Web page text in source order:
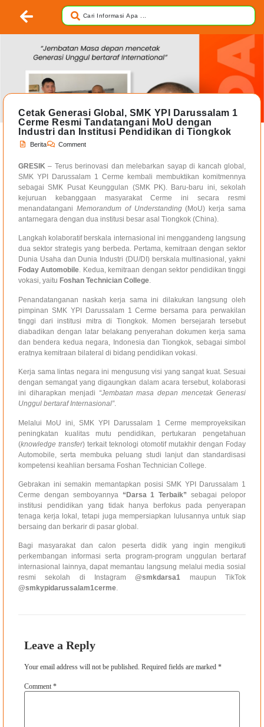
Cetak Generasi Global, SMK YPI Darussalam 1
Cerme Resmi Tandatangani MoU dengan
Industri dan Institusi Pendidikan di Tiongkok
Berita Comment
GRESIK – Terus berinovasi dan melebarkan sayap di kancah global,
SMK YPI Darussalam 1 Cerme kembali membuktikan komitmennya
sebagai SMK Pusat Keunggulan (SMK PK). Baru-baru ini, sekolah
kejuruan kebanggaan masyarakat Cerme ini secara resmi
menandatangani Memorandum of Understanding(MoU) kerja sama
antarnegara dengan dua institusi besar asal Tiongkok (China).
Langkah kolaboratif berskala internasional ini menggandeng langsung
dua sektor strategis yang berbeda. Pertama, kemitraan dengan sektor
Dunia Usaha dan Dunia Industri (DU/DI) berskala multinasional, yakni
Foday Automobile. Kedua, kemitraan dengan sektor pendidikan tinggi
vokasi, yaitu Foshan Technician College.
Penandatanganan naskah kerja sama ini dilakukan langsung oleh
pimpinan SMK YPI Darussalam 1 Cerme bersama para perwakilan
tinggi dari institusi mitra di Tiongkok. Momen bersejarah tersebut
diabadikan dengan latar belakang penyerahan dokumen kerja sama
dan bendera kedua negara, Indonesia dan Tiongkok, sebagai simbol
eratnya kemitraan bilateral di bidang pendidikan vokasi.
Kerja sama lintas negara ini mengusung visi yang sangat kuat. Sesuai
dengan semangat yang digaungkan dalam acara tersebut, kolaborasi
ini diharapkan menjadi “Jembatan masa depan mencetak Generasi
Unggul bertaraf Internasional”.
Melalui MoU ini, SMK YPI Darussalam 1 Cerme memproyeksikan
peningkatan kualitas mutu pendidikan, pertukaran pengetahuan
(knowledge transfer) terkait teknologi otomotif mutakhir dengan Foday
Automobile, serta membuka peluang studi lanjut dan standardisasi
kompetensi keahlian bersama Foshan Technician College.
Gebrakan ini semakin memantapkan posisi SMK YPI Darussalam 1
Cerme dengan semboyannya “Darsa 1 Terbaik” sebagai pelopor
institusi pendidikan yang tidak hanya berfokus pada penyerapan
tenaga kerja lokal, tetapi juga mempersiapkan lulusannya untuk siap
bersaing dan berkarir di pasar global.
Bagi masyarakat dan calon peserta didik yang ingin mengikuti
perkembangan informasi serta program-program unggulan bertaraf
internasional lainnya, dapat memantau langsung melalui media sosial
resmi sekolah di Instagram@smkdarsa1 maupun TikTok
@smkypidarussalam1cerme.
Leave a Reply
Your email address will not be published. Required fields are marked *
Comment *